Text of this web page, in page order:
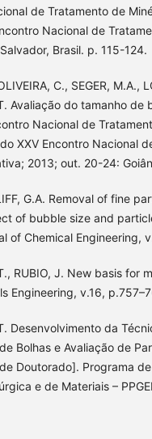
de Tratamento de
Nacional de
Brasil. p. 115-124.
C., SEGER, M.A.,
Avaliação do tamanho
Nacional de
XXV Encontro Nacional
2013; out. 20-24:
G.A. Removal of fine
of bubble size and
of Chemical Engineering,
RUBIO, J. New basis
Engineering, v.16,
Desenvolvimento da
Bolhas e Avaliação de
Doutorado]. Programa
e de Materiais –